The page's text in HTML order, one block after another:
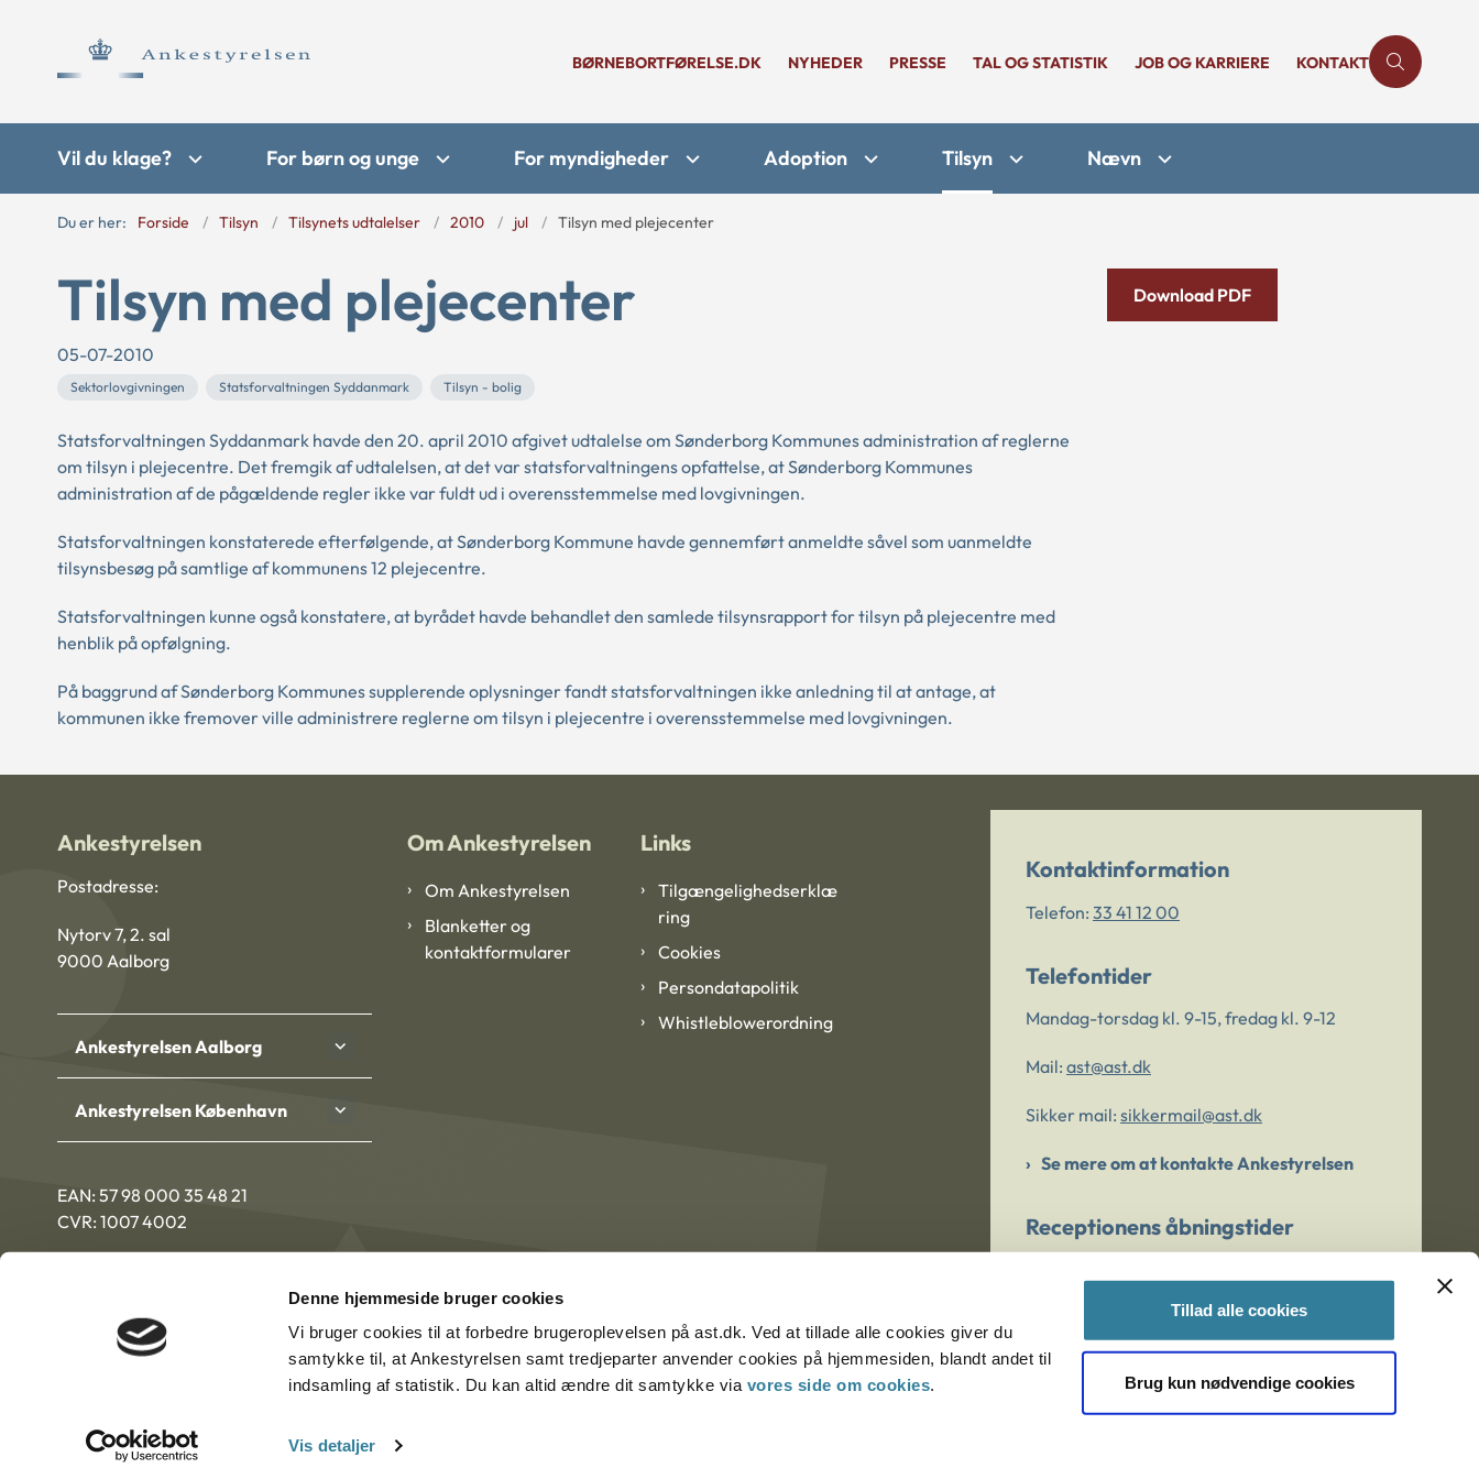
Denne hjemmeside bruger cookies
Vi bruger cookies til at forbedre brugeroplevelsen på ast.dk. Ved at tillade alle cookies giver du
samtykke til, at Ankestyrelsen samt tredjeparter anvender cookies på hjemmesiden, blandt andet til
indsamling af statistik. Du kan altid ændre dit samtykke via vores side om cookies.
Vis detaljer
Tillad alle cookies
Brug kun nødvendige cookies
BØRNEBORTFØRELSE.DK NYHEDER PRESSE TAL OG STATISTIK JOB OG KARRIERE KONTAKT
Vil du klage? For børn og unge For myndigheder Adoption Tilsyn Nævn
Du er her: Forside Tilsyn Tilsynets udtalelser 2010 jul Tilsyn med plejecenter
Tilsyn med plejecenter
05-07-2010
Sektorlovgivningen Statsforvaltningen Syddanmark Tilsyn - bolig
Statsforvaltningen Syddanmark havde den 20. april 2010 afgivet udtalelse om Sønderborg Kommunes administration af reglerne
om tilsyn i plejecentre. Det fremgik af udtalelsen, at det var statsforvaltningens opfattelse, at Sønderborg Kommunes
administration af de pågældende regler ikke var fuldt ud i overensstemmelse med lovgivningen.
Statsforvaltningen konstaterede efterfølgende, at Sønderborg Kommune havde gennemført anmeldte såvel som uanmeldte
tilsynsbesøg på samtlige af kommunens 12 plejecentre.
Statsforvaltningen kunne også konstatere, at byrådet havde behandlet den samlede tilsynsrapport for tilsyn på plejecentre med
henblik på opfølgning.
På baggrund af Sønderborg Kommunes supplerende oplysninger fandt statsforvaltningen ikke anledning til at antage, at
kommunen ikke fremover ville administrere reglerne om tilsyn i plejecentre i overensstemmelse med lovgivningen.
Download PDF
Ankestyrelsen
Postadresse:
Nytorv 7, 2. sal
9000 Aalborg
Ankestyrelsen Aalborg
Ankestyrelsen København
EAN: 57 98 000 35 48 21
CVR: 1007 4002
Om Ankestyrelsen
Om Ankestyrelsen
Blanketter og
kontaktformularer
Links
Tilgængelighedserklæ
ring
Cookies
Persondatapolitik
Whistleblowerordning
Kontaktinformation
Telefon: 33 41 12 00
Telefontider
Mandag-torsdag kl. 9-15, fredag kl. 9-12
Mail: ast@ast.dk
Sikker mail: sikkermail@ast.dk
Se mere om at kontakte Ankestyrelsen
Receptionens åbningstider
Er du bekymret for et barn/en ung?